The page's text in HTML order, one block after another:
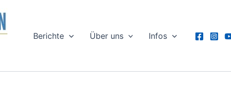
Berichte Über uns Infos